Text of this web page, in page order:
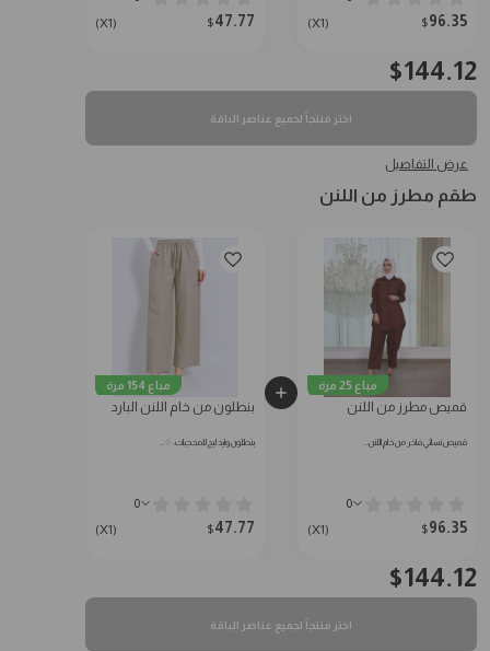
96.35
$
(X1)
47.77
$
(X1)
144.12
$
اختر منتجاً لجميع عناصر الباقة
عرض التفاصيل
طقم مطرز من اللنن
مباع 25 مرة
قميص مطرز من اللنن
قميص نسائي فاخر من خام اللنن…
0
96.35
$
(X1)
مباع 154 مرة
بنطلون من خام اللنن البارد
بنطلون وايد ليج للمحجبات: ♢…
0
47.77
$
(X1)
144.12
$
اختر منتجاً لجميع عناصر الباقة